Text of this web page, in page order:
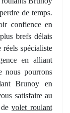
de temps.
confience en
brefs délais
spécialiste
en alliant
nous pourrons
Brunoy en
satisfaire au
devolet roulant